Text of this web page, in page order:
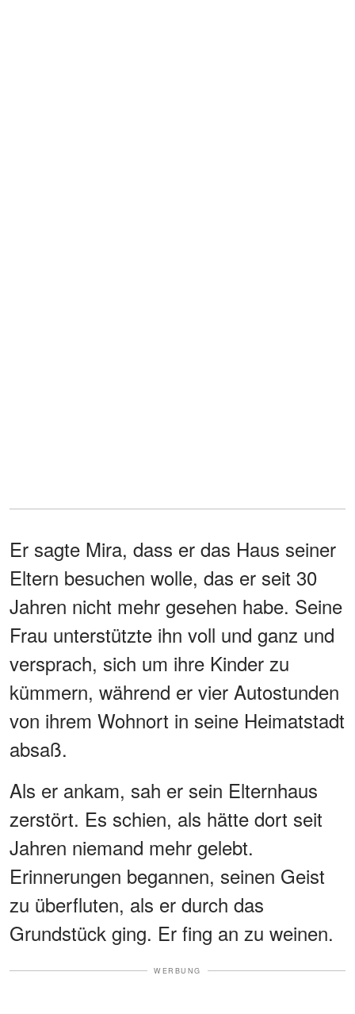
Er sagte Mira, dass er das Haus seiner
Eltern besuchen wolle, das er seit 30
Jahren nicht mehr gesehen habe. Seine
Frau unterstützte ihn voll und ganz und
versprach, sich um ihre Kinder zu
kümmern, während er vier Autostunden
von ihrem Wohnort in seine Heimatstadt
absaß.
Als er ankam, sah er sein Elternhaus
zerstört. Es schien, als hätte dort seit
Jahren niemand mehr gelebt.
Erinnerungen begannen, seinen Geist
zu überfluten, als er durch das
Grundstück ging. Er fing an zu weinen.
WERBUNG